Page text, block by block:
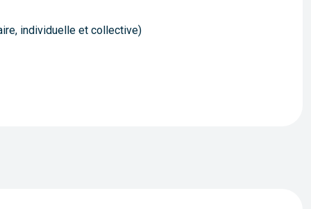
individuelle et collective)